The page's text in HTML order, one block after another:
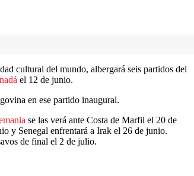
cultural del mundo, albergará seis partidos del
el 12 de junio.
en ese partido inaugural.
se las verá ante Costa de Marfil el 20 de
y Senegal enfrentará a Irak el 26 de junio.
de final el 2 de julio.